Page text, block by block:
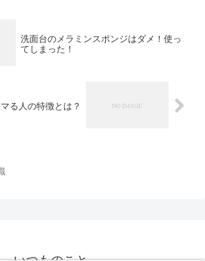
洗面台のメラミンスポンジはダメ！使っ
てしまった！
る人の特徴とは？